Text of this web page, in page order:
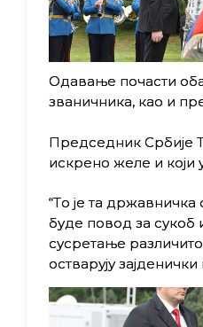
Одавање почасти
званичника, као и
Председник Србиjе
искрено желе и коjи
“Tо jе та
буде повод за сукоб
сусретање
остваруjу